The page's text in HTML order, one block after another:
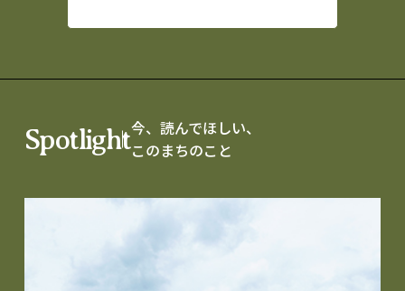
Spotlight今、読んでほしい、
このまちのこと